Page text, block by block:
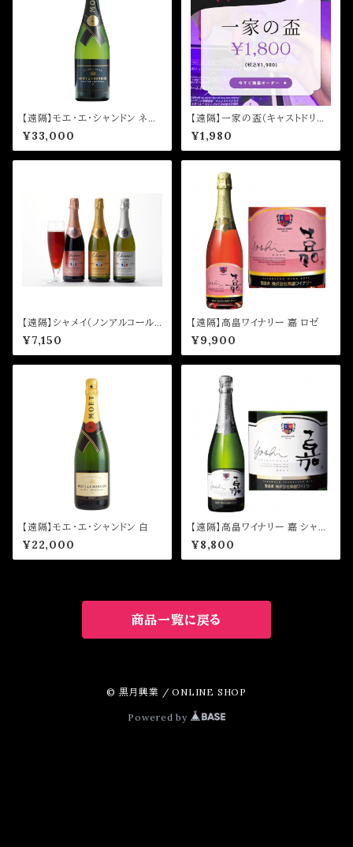
【遠隔】モエ・エ・シャンドン ネク
ター
¥33,000
【遠隔】一家の盃（キャストドリン
ク）
¥1,980
【遠隔】シャメイ（ノンアルコール
ボトル）
¥7,150
【遠隔】高畠ワイナリー 嘉 ロゼ
¥9,900
【遠隔】モエ・エ・シャンドン 白
¥22,000
【遠隔】高畠ワイナリー 嘉 シャル
ドネ
¥8,800
商品一覧に戻る
© 黒月興業 / ONLINE SHOP
Powered by